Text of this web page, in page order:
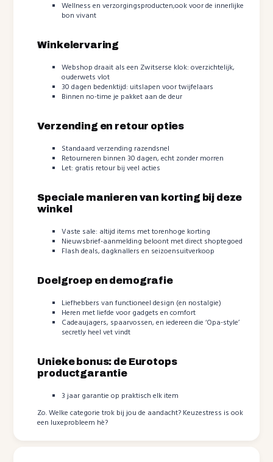
Wellness en verzorgingsproducten;ook voor de innerlijke
bon vivant
Winkelervaring
Webshop draait als een Zwitserse klok: overzichtelijk,
ouderwets vlot
30 dagen bedenktijd: uitslapen voor twijfelaars
Binnen no-time je pakket aan de deur
Verzending en retour opties
Standaard verzending razendsnel
Retourneren binnen 30 dagen, echt zonder morren
Let: gratis retour bij veel acties
Speciale manieren van korting bij deze
winkel
Vaste sale: altijd items met torenhoge korting
Nieuwsbrief-aanmelding beloont met direct shoptegoed
Flash deals, dagknallers en seizoensuitverkoop
Doelgroep en demografie
Liefhebbers van functioneel design (en nostalgie)
Heren met liefde voor gadgets en comfort
Cadeaujagers, spaarvossen, en iedereen die ‘Opa-style’
secretly heel vet vindt
Unieke bonus: de Eurotops
productgarantie
3 jaar garantie op praktisch elk item
Zo. Welke categorie trok bij jou de aandacht? Keuzestress is ook
een luxeprobleem hè?